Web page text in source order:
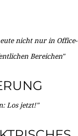
nicht nur in Office-
Bereichen"
Los jetzt!"